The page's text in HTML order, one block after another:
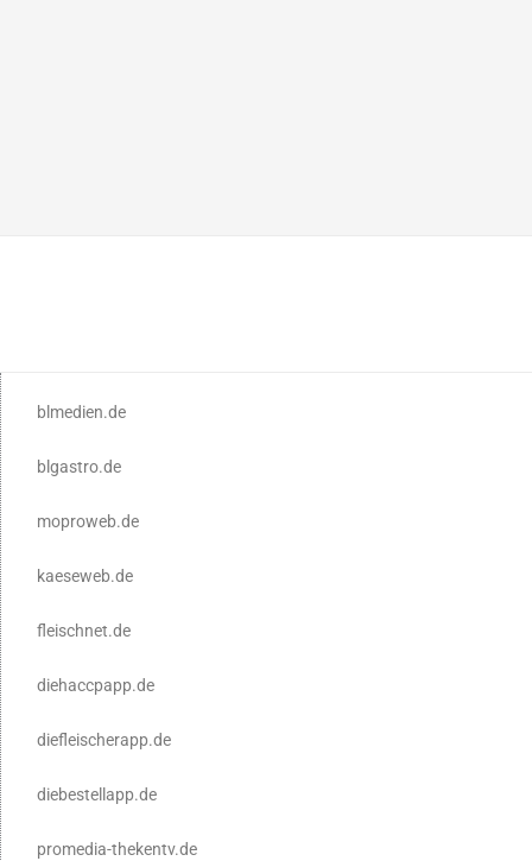
blmedien.de
blgastro.de
moproweb.de
kaeseweb.de
fleischnet.de
diehaccpapp.de
diefleischerapp.de
diebestellapp.de
promedia-thekentv.de